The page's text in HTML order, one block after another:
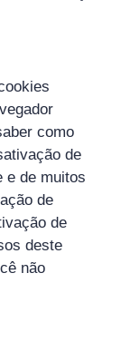
como
de
e de muitos
de
de
deste
não